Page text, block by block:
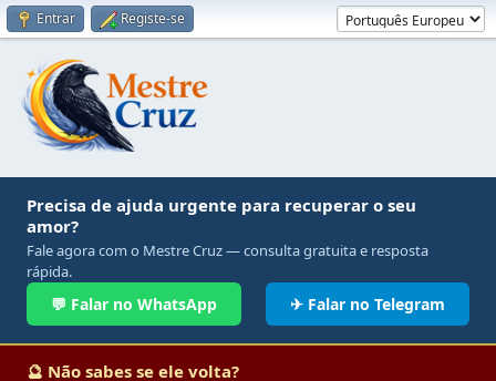
Entrar Registe-se
Precisa de ajuda urgente para recuperar o seu
amor?
Fale agora com o Mestre Cruz — consulta gratuita e resposta
rápida.
💬 Falar no WhatsApp ✈ Falar no Telegram
🔮 Não sabes se ele volta?